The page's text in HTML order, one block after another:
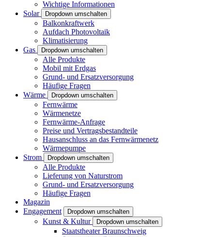
Wichtige Informationen
Solar
Dropdown umschalten
Balkonkraftwerk
Aufdach Photovoltaik
Klimatisierung
Gas
Dropdown umschalten
Alle Produkte
Mobil mit Erdgas
Grund- und Ersatzversorgung
Häufige Fragen
Wärme
Dropdown umschalten
Fernwärme
Wärmenetze
Fernwärme-Anfrage
Preise und Vertragsbestandteile
Hausanschluss an das Fernwärmenetz
Wärmepumpe
Strom
Dropdown umschalten
Alle Produkte
Lieferung von Naturstrom
Grund- und Ersatzversorgung
Häufige Fragen
Magazin
Engagement
Dropdown umschalten
Kunst & Kultur Dropdown umschalten
Staatstheater Braunschweig